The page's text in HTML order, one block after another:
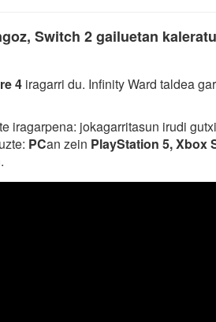
Switch 2 gailuetan
4 iragarri du. Infinity Ward taldea
iragarpena: jokagarritasun irudi
PCan zein PlayStation 5, Xbox